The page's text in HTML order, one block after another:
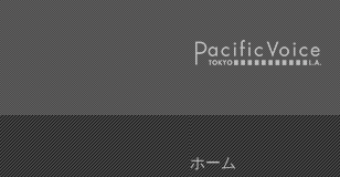
ホーム